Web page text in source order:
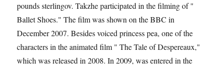
pounds sterlingov. Takzhe participated in the filming of "
Ballet Shoes." The film was shown on the BBC in
December 2007. Besides voiced princess pea, one of the
characters in the animated film " The Tale of Despereaux,"
which was released in 2008. In 2009, was entered in the